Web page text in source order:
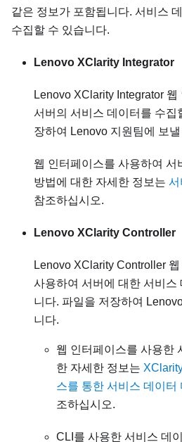
같은 정보가 포함됩니다. 서비스
수집할 수 있습니다.
Lenovo XClarity Integrator
Lenovo XClarity Integrator 웹
서버의 서비스 데이터를 수집
장하여 Lenovo 지원팀에 보
웹 인터페이스를 사용하여 서
방법에 대한 자세한 정보는 서
참조하십시오.
Lenovo XClarity Controller
Lenovo XClarity Controller
사용하여 서버에 대한 서비스
니다. 파일을 저장하여
니다.
웹 인터페이스를 사용한
한 자세한 정보는
스를 통한 서비스 데이터
조하십시오.
CLI를 사용한 서비스 데